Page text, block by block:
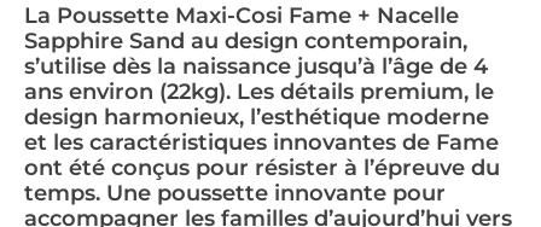
La Poussette Maxi-Cosi Fame + Nacelle
Sapphire Sand au design contemporain,
s’utilise dès la naissance jusqu’à l’âge de 4
ans environ (22kg). Les détails premium, le
design harmonieux, l’esthétique moderne
et les caractéristiques innovantes de Fame
ont été conçus pour résister à l’épreuve du
temps. Une poussette innovante pour
accompagner les familles d’aujourd’hui vers